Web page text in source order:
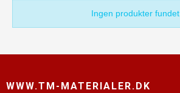
Ingen produkter fundet.
WWW.TM-MATERIALER.DK